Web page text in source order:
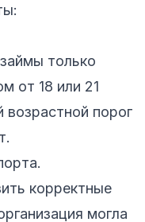
только
от 18 или 21
возрастной порог
корректные
могла